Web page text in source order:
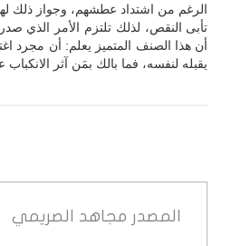
الرغم من اشتداد عطشهم، وجواز ذلك
تأبى النقص، لذلك تلتزم الأمر الذي
أن هذا الصنف المتميز يعلم: أن مجرد
يقبله لنفسه، فما بالك بمَن آثر
المصدر مجاهد الصريمي